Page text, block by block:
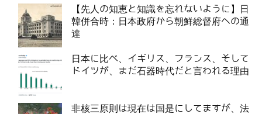
【先人の知恵と知識を忘れないように】日
韓併合時：日本政府から朝鮮総督府への通
達
日本に比べ、イギリス、フランス、そして
ドイツが、まだ石器時代だと言われる理由
非核三原則は現在は国是にしてますが、法